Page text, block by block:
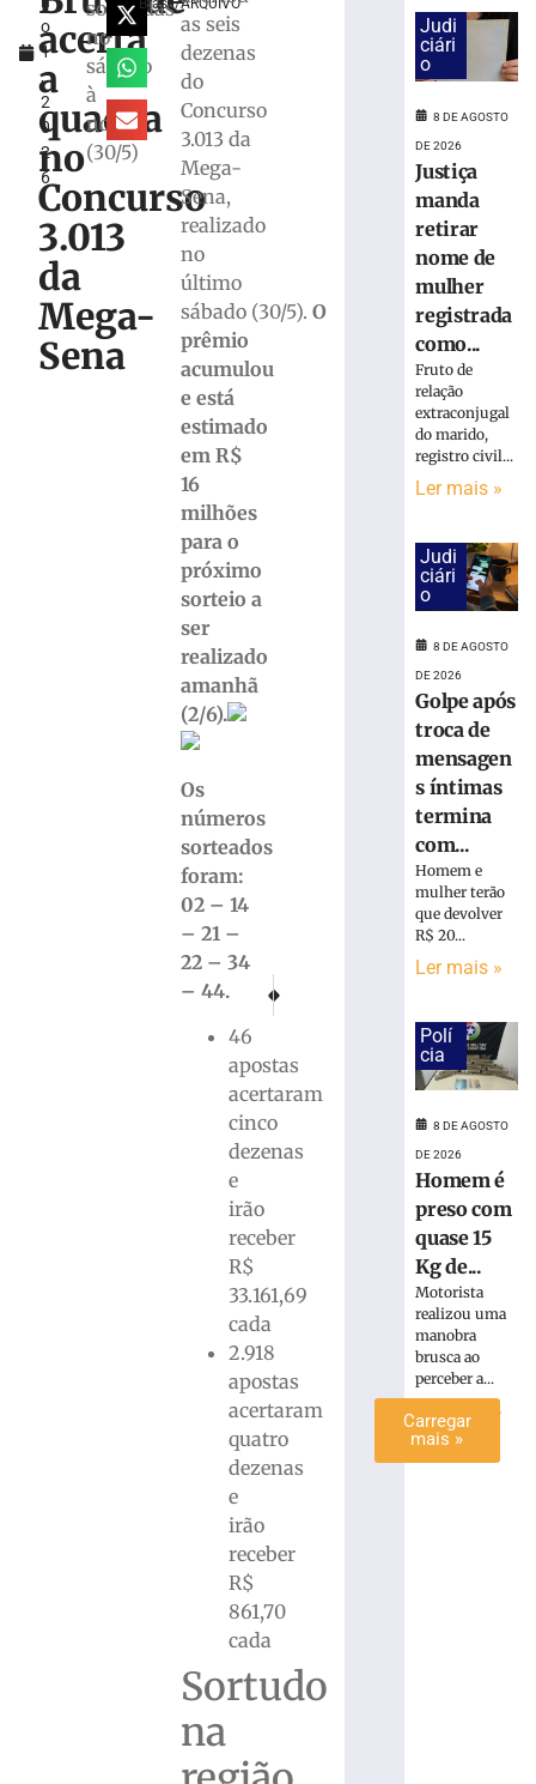
o
1
,
2
0
2
6
acerta
a
quadra
no
Concurso
3.013
da
Mega-
Sena
sorteadas
no
sábado
à
noite
(30/5)
Brasil/ARQUIVO
as seis
dezenas
do
Concurso
3.013 da
Mega-
Sena,
realizado
no
último
sábado (30/5). O
prêmio
acumulou
e está
estimado
em R$
16
milhões
para o
próximo
sorteio a
ser
realizado
amanhã
(2/6).
Os
números
sorteados
foram:
02 – 14
– 21 –
22 – 34
– 44.
46
apostas
acertaram
cinco
dezenas
e
irão
receber
R$
33.161,69
cada
2.918
apostas
acertaram
quatro
dezenas
e
irão
receber
R$
861,70
cada
Sortudo
na
PRÓXIMO
Anvisa libera fábrica da Ypê e produtos
para
monitorar
desinformação
eleições
agosto
mais
TRE-
realiza
distribuição
18.860
urnas
eletrônicas
agosto
mais
Cratera
abre
roda
caminhão
Brusque
agosto
mais
Carregar
mais »
Judi
ciári
o
8 DE AGOSTO
DE 2026
Justiça
manda
retirar
nome de
mulher
registrada
como...
Fruto de
relação
extraconjugal
do marido,
registro civil...
Ler mais »
Judi
ciári
o
8 DE AGOSTO
DE 2026
Golpe após
troca de
mensagen
s íntimas
termina
com...
Homem e
mulher terão
que devolver
R$ 20...
Ler mais »
Polí
cia
8 DE AGOSTO
DE 2026
Homem é
preso com
quase 15
Kg de...
Motorista
realizou uma
manobra
brusca ao
perceber a...
Ler mais »